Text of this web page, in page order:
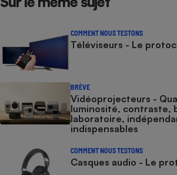
COMMENT NOUS TESTONS
Téléviseurs - Le
BRÈVE
Vidéoprojecteurs -
luminosité, contraste,
laboratoire,
indispensables
COMMENT NOUS TESTONS
Casques audio - Le